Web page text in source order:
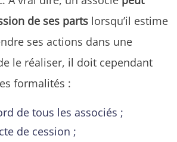
de ses parts lorsqu’il estime
ses actions dans une
le réaliser, il doit cependant
formalités :
de tous les associés ;
de cession ;